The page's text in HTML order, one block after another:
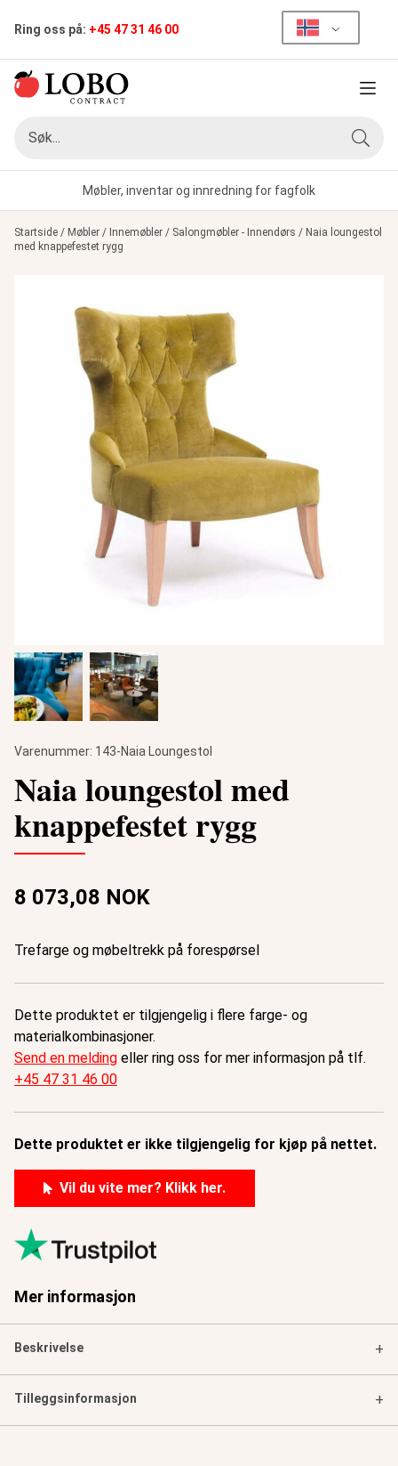
Ring oss på: +45 47 31 46 00
Meny
Søk
Møbler, inventar og innredning for fagfolk
Startside / Møbler / Innemøbler / Salongmøbler - Innendørs / Naia loungestol
med knappefestet rygg
Varenummer: 143-Naia Loungestol
Naia loungestol med
knappefestet rygg
8 073,08 NOK
Trefarge og møbeltrekk på forespørsel
Dette produktet er tilgjengelig i flere farge- og
materialkombinasjoner.
Send en melding eller ring oss for mer informasjon på tlf.
+45 47 31 46 00
Dette produktet er ikke tilgjengelig for kjøp på nettet.
Vil du vite mer? Klikk her.
Mer informasjon
Beskrivelse +
Tilleggsinformasjon +